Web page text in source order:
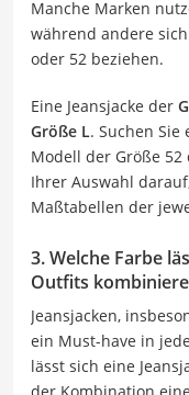
Manche Marken
während andere
oder 52 beziehen.
Eine Jeansjacke der
Größe L. Suchen Sie
Modell der Größe
Ihrer Auswahl
Maßtabellen der
3. Welche Farbe
Outfits
Jeansjacken,
ein Must-have in
lässt sich eine
der Kombination